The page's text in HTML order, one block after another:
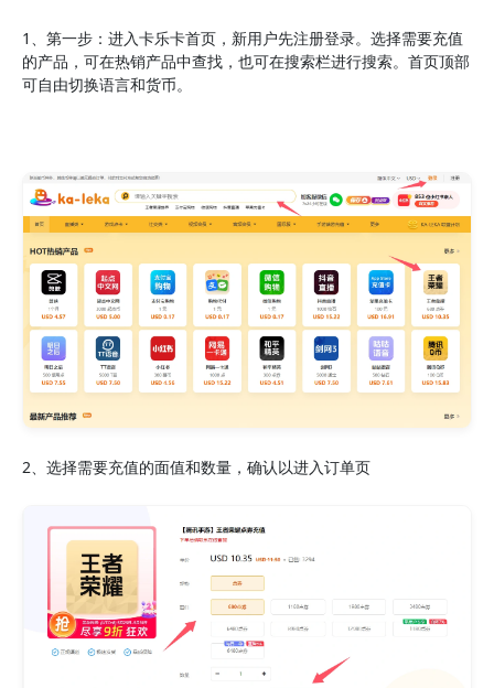
1、第一步：进入卡乐卡首页，新用户先注册登录。选择需要充值
的产品，可在热销产品中查找，也可在搜索栏进行搜索。首页顶部
可自由切换语言和货币。
2、选择需要充值的面值和数量，确认以进入订单页